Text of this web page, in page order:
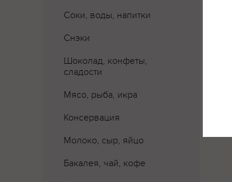
Соки, воды, напитки
Снэки
Шоколад, конфеты,
сладости
Мясо, рыба, икра
Консервация
Молоко, сыр, яйцо
Бакалея, чай, кофе